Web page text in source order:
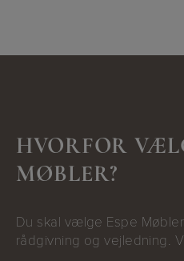
HVORFOR
MØBLER?
Du skal vælge Espe
rådgivning og vejledning.